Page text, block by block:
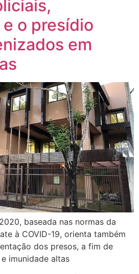
o presídio
em
baseada nas normas da
à COVID-19, orienta também
dos presos, a fim de
imunidade altas